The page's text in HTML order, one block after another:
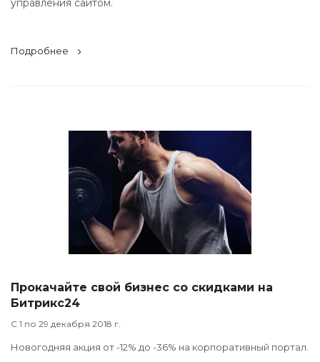
управления сайтом.
Подробнее
Прокачайте свой бизнес со скидками на
Битрикс24
С 1 по 29 декабря 2018 г.
Новогодняя акция от -12% до -36% на корпоративный портал.